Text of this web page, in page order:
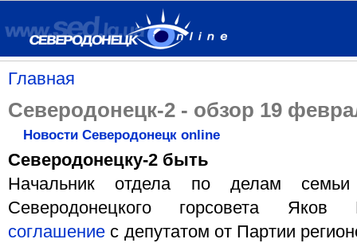
Главная
Северодонецк-2 - обзор 19
Новости Северодонецк online
Северодонецку-2 быть
Начальник отдела по делам
Северодонецкого горсовета
соглашение с депутатом от Партии